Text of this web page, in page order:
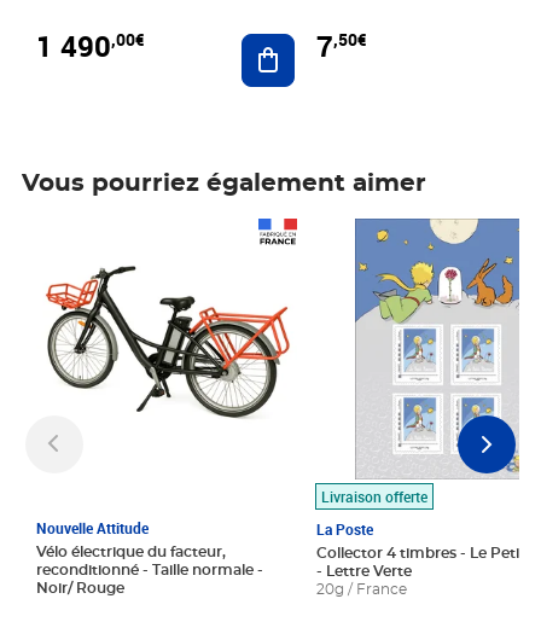
1 490,00€ Ajouter au panier
7,50€
Vous pourriez également aimer
Nouvelle Attitude
Vélo électrique du facteur,
reconditionné - Taille normale -
Noir/ Rouge
Livraison offerte
La Poste
Collector 4 timbres - Le Petit
- Lettre Verte
20g / France
Prix 7,50€